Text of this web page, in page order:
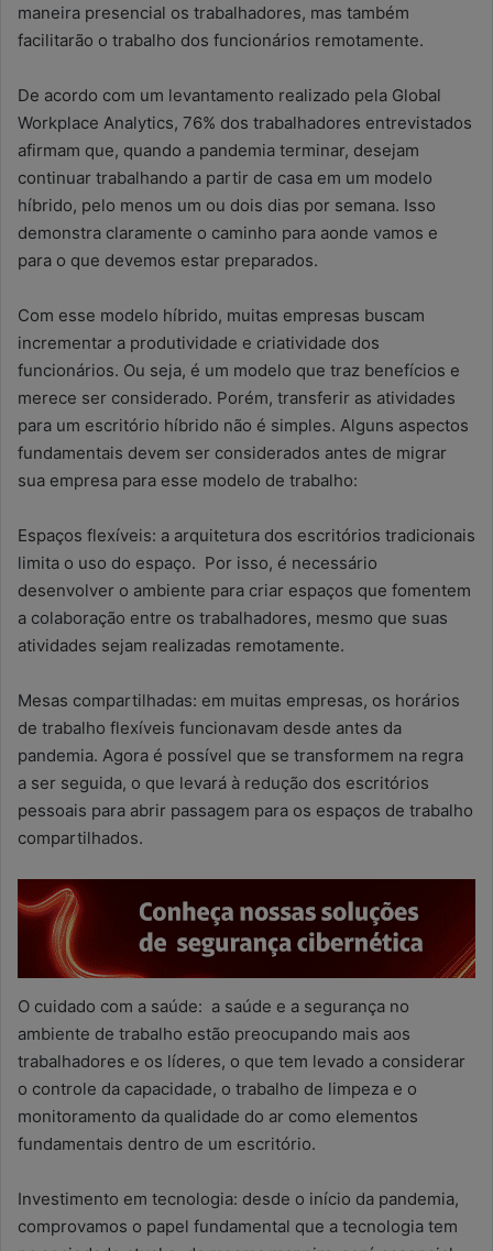
maneira presencial os trabalhadores, mas também
facilitarão o trabalho dos funcionários remotamente.
De acordo com um levantamento realizado pela Global
Workplace Analytics, 76% dos trabalhadores entrevistados
afirmam que, quando a pandemia terminar, desejam
continuar trabalhando a partir de casa em um modelo
híbrido, pelo menos um ou dois dias por semana. Isso
demonstra claramente o caminho para aonde vamos e
para o que devemos estar preparados.
Com esse modelo híbrido, muitas empresas buscam
incrementar a produtividade e criatividade dos
funcionários. Ou seja, é um modelo que traz benefícios e
merece ser considerado. Porém, transferir as atividades
para um escritório híbrido não é simples. Alguns aspectos
fundamentais devem ser considerados antes de migrar
sua empresa para esse modelo de trabalho:
Espaços flexíveis: a arquitetura dos escritórios tradicionais
limita o uso do espaço. Por isso, é necessário
desenvolver o ambiente para criar espaços que fomentem
a colaboração entre os trabalhadores, mesmo que suas
atividades sejam realizadas remotamente.
Mesas compartilhadas: em muitas empresas, os horários
de trabalho flexíveis funcionavam desde antes da
pandemia. Agora é possível que se transformem na regra
a ser seguida, o que levará à redução dos escritórios
pessoais para abrir passagem para os espaços de trabalho
compartilhados.
O cuidado com a saúde: a saúde e a segurança no
ambiente de trabalho estão preocupando mais aos
trabalhadores e os líderes, o que tem levado a considerar
o controle da capacidade, o trabalho de limpeza e o
monitoramento da qualidade do ar como elementos
fundamentais dentro de um escritório.
Investimento em tecnologia: desde o início da pandemia,
comprovamos o papel fundamental que a tecnologia tem